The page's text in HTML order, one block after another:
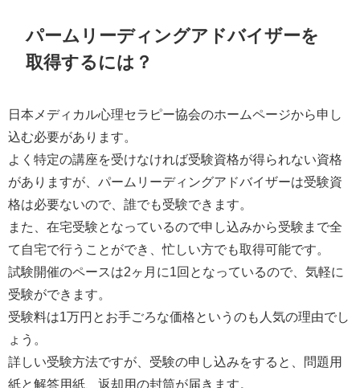
パームリーディングアドバイザーを
取得するには？
日本メディカル心理セラピー協会のホームページから申し
込む必要があります。
よく特定の講座を受けなければ受験資格が得られない資格
がありますが、パームリーディングアドバイザーは受験資
格は必要ないので、誰でも受験できます。
また、在宅受験となっているので申し込みから受験まで全
て自宅で行うことができ、忙しい方でも取得可能です。
試験開催のペースは2ヶ月に1回となっているので、気軽に
受験ができます。
受験料は1万円とお手ごろな価格というのも人気の理由でし
ょう。
詳しい受験方法ですが、受験の申し込みをすると、問題用
紙と解答用紙、返却用の封筒が届きます。